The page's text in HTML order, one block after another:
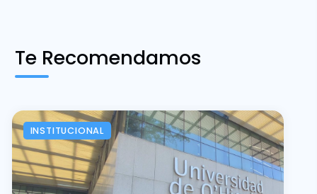
Te Recomendamos
INSTITUCIONAL